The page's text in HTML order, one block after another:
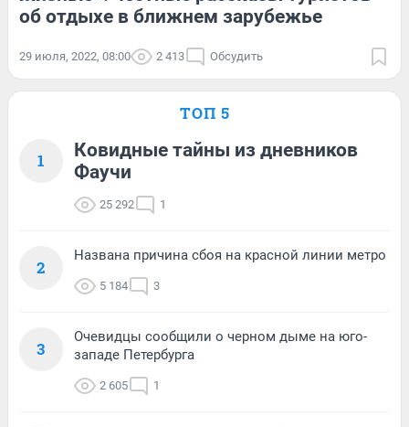
об отдыхе в ближнем зарубежье
29 июля, 2022, 08:00 2 413 Обсудить
ТОП 5
1
Ковидные тайны из дневников
Фаучи
25 292 1
2
Названа причина сбоя на красной линии метро
5 184 3
3
Очевидцы сообщили о черном дыме на юго-
западе Петербурга
2 605 1